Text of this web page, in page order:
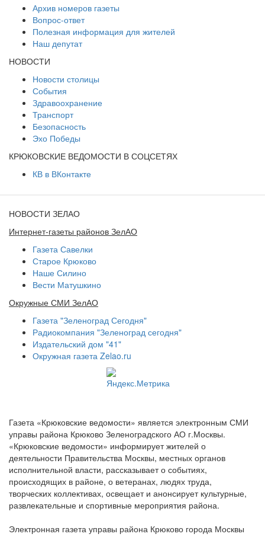
Архив номеров газеты
Вопрос-ответ
Полезная информация для жителей
Наш депутат
НОВОСТИ
Новости столицы
События
Здравоохранение
Транспорт
Безопасность
Эхо Победы
КРЮКОВСКИЕ ВЕДОМОСТИ В СОЦСЕТЯХ
КВ в ВКонтакте
НОВОСТИ ЗЕЛАО
Интернет-газеты районов ЗелАО
Газета Савелки
Старое Крюково
Наше Силино
Вести Матушкино
Окружные СМИ ЗелАО
Газета "Зеленоград Сегодня"
Радиокомпания "Зеленоград сегодня"
Издательский дом "41"
Окружная газета Zelao.ru
Газета «Крюковские ведомости» является электронным СМИ
управы района Крюково Зеленоградского АО г.Москвы.
«Крюковские ведомости» информирует жителей о
деятельности Правительства Москвы, местных органов
исполнительной власти, рассказывает о событиях,
происходящих в районе, о ветеранах, людях труда,
творческих коллективах, освещает и анонсирует культурные,
развлекательные и спортивные мероприятия района.
Электронная газета управы района Крюково города Москвы